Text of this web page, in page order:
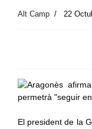
Alt Camp 22
El president de la